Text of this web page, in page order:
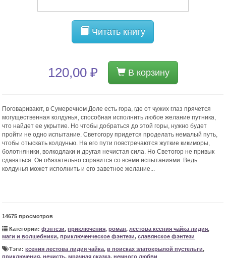
Читать книгу
120,00 ₽ В корзину
Поговаривают, в Сумеречном Доле есть гора, где от чужих глаз прячется
могущественная колдунья, способная исполнить любое желание путника,
что найдет ее укрытие. Но чтобы добраться до этой горы, нужно будет
пройти не одно испытание. Светогору придется проделать немалый путь,
чтобы отыскать колдунью. На его пути повстречаются жуткие кикиморы,
болотняники, волкодлаки и другая нечистая сила. Но Светогор не привык
сдаваться. Он обязательно справится со всеми испытаниями. Ведь
колдунья может исполнить и его заветное желание...
14675 просмотров
Категории:фэнтези,приключения,роман, лестова ксения чайка лидия,
маги и волшебники,приключенческое фэнтези,славянское фэнтези
Тэги:ксения лестова лидия чайка,в поисках златокрылой пустельги,
приключения,нечисть,мрачная сказка,немного любви